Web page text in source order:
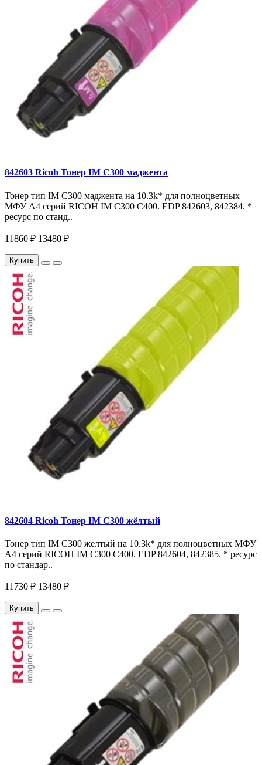
842603 Ricoh Тонер IM C300 маджента
Тонер тип IM C300 маджента на 10.3k* для полноцветных
МФУ A4 серий RICOH IM С300 С400. EDP 842603, 842384. *
ресурс по станд..
11860 ₽ 13480 ₽
Купить
842604 Ricoh Тонер IM C300 жёлтый
Тонер тип IM C300 жёлтый на 10.3k* для полноцветных МФУ
A4 серий RICOH IM С300 С400. EDP 842604, 842385. * ресурс
по стандар..
11730 ₽ 13480 ₽
Купить